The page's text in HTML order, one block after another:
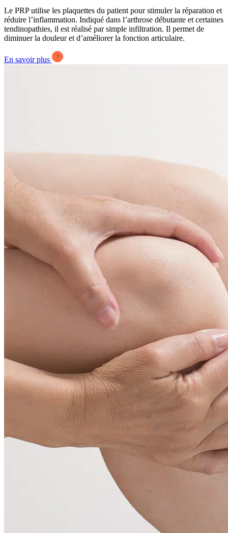
Le PRP utilise les plaquettes du patient pour stimuler la réparation et
réduire l’inflammation. Indiqué dans l’arthrose débutante et certaines
tendinopathies, il est réalisé par simple infiltration. Il permet de
diminuer la douleur et d’améliorer la fonction articulaire.
En savoir plus